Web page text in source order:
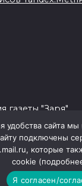
газеты "Заря"
удобства сайта мы
подключены
которые
cookie
Я согласен/